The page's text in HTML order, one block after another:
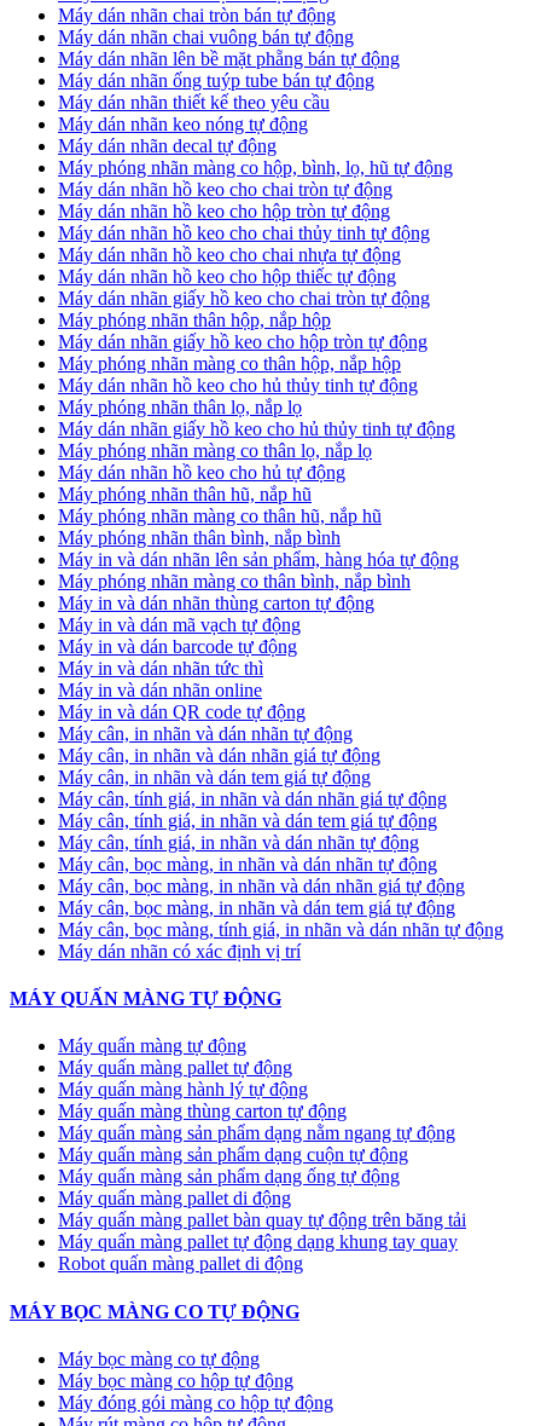
Máy dán nhãn chai tròn bán tự động
Máy dán nhãn chai vuông bán tự động
Máy dán nhãn lên bề mặt phẵng bán tự động
​Máy dán nhãn ống tuýp tube bán tự động
Máy dán nhãn thiết kế theo yêu cầu
​Máy dán nhãn keo nóng tự động
Máy dán nhãn decal tự động
Máy phóng nhãn màng co hộp, bình, lọ, hũ tự động
Máy dán nhãn hồ keo cho chai tròn tự động
Máy dán nhãn hồ keo cho hộp tròn tự động
Máy dán nhãn hồ keo cho chai thủy tinh tự động
Máy dán nhãn hồ keo cho chai nhựa tự động
Máy dán nhãn hồ keo cho hộp thiếc tự động
Máy dán nhãn giấy hồ keo cho chai tròn tự động
Máy phóng nhãn thân hộp, nắp hộp
Máy dán nhãn giấy hồ keo cho hộp tròn tự động
Máy phóng nhãn màng co thân hộp, nắp hộp
Máy dán nhãn hồ keo cho hủ thủy tinh tự động
Máy phóng nhãn thân lọ, nắp lọ
Máy dán nhãn giấy hồ keo cho hủ thủy tinh tự động
Máy phóng nhãn màng co thân lọ, nắp lọ
Máy dán nhãn hồ keo cho hủ tự động
Máy phóng nhãn thân hũ, nắp hũ
Máy phóng nhãn màng co thân hũ, nắp hũ
Máy phóng nhãn thân bình, nắp bình
Máy in và dán nhãn lên sản phẩm, hàng hóa tự động
Máy phóng nhãn màng co thân bình, nắp bình
Máy in và dán nhãn thùng carton tự động
Máy in và dán mã vạch tự động
Máy in và dán barcode tự động
Máy in và dán nhãn tức thì
Máy in và dán nhãn online
Máy in và dán QR code tự động
Máy cân, in nhãn và dán nhãn tự động
Máy cân, in nhãn và dán nhãn giá tự động
Máy cân, in nhãn và dán tem giá tự động
Máy cân, tính giá, in nhãn và dán nhãn giá tự động
Máy cân, tính giá, in nhãn và dán tem giá tự động
Máy cân, tính giá, in nhãn và dán nhãn tự động
Máy cân, bọc màng, in nhãn và dán nhãn tự động
Máy cân, bọc màng, in nhãn và dán nhãn giá tự động
Máy cân, bọc màng, in nhãn và dán tem giá tự động
Máy cân, bọc màng, tính giá, in nhãn và dán nhãn tự động
Máy dán nhãn có xác định vị trí
MÁY QUẤN MÀNG TỰ ĐỘNG
Máy quấn màng tự động
​Máy quấn màng pallet tự động
Máy quấn màng hành lý tự động
Máy quấn màng thùng carton tự động
Máy quấn màng sản phẩm dạng nằm ngang tự động
Máy quấn màng sản phẩm dạng cuộn tự động
Máy quấn màng sản phẩm dạng ống tự động
Máy quấn màng pallet di động
Máy quấn màng pallet bàn quay tự động trên băng tải
Máy quấn màng pallet tự động dạng khung tay quay
Robot quấn màng pallet di động
MÁY BỌC MÀNG CO TỰ ĐỘNG
Máy bọc màng co tự động
Máy bọc màng co hộp tự động
Máy đóng gói màng co hộp tự động